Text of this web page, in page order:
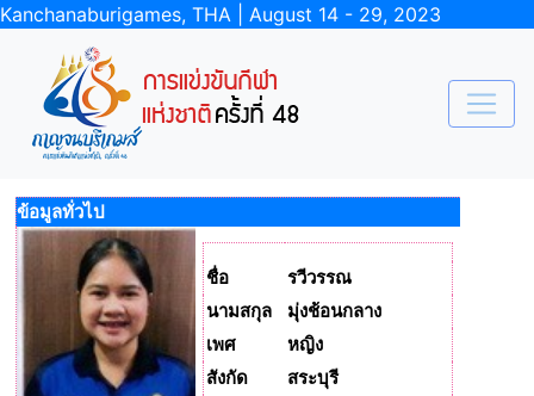
Kanchanaburigames, THA | August 14 - 29, 2023
ข้อมูลทั่วไป
ชื่อ
รวีวรรณ
นามสกุล
มุ่งช้อนกลาง
เพศ
หญิง
สังกัด
สระบุรี